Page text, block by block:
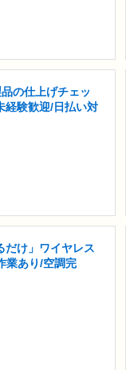
の仕上げチェッ
経験歓迎/日払い対
だけ」ワイヤレス
業あり/空調完